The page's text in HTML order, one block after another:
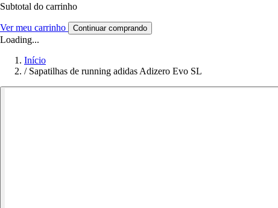
Subtotal do carrinho
Ver meu carrinho Continuar comprando
Loading...
Início
/ Sapatilhas de running adidas Adizero Evo SL